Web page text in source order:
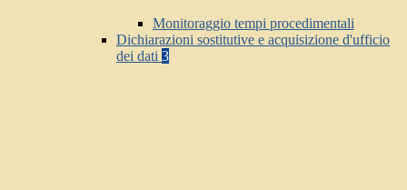
Monitoraggio tempi procedimentali
Dichiarazioni sostitutive e acquisizione d'ufficio
dei dati 3